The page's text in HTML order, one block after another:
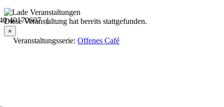
Skip
to
content
40170607 |
Veranstaltungsdetails
Diese Veranstaltung hat bereits stattgefunden.
×
Veranstaltungsserie: Offenes Café